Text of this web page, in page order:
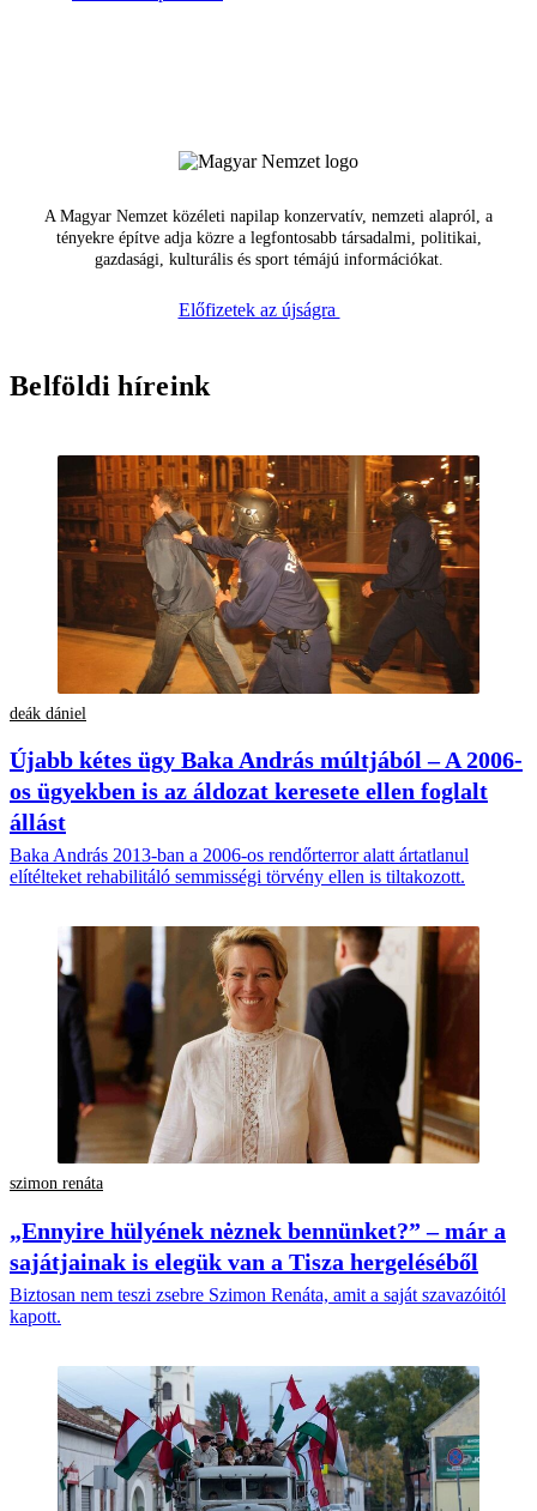
A Magyar Nemzet közéleti napilap konzervatív, nemzeti alapról, a
tényekre építve adja közre a legfontosabb társadalmi, politikai,
gazdasági, kulturális és sport témájú információkat.
Előfizetek az újságra
Belföldi híreink
deák dániel
Újabb kétes ügy Baka András múltjából – A 2006-
os ügyekben is az áldozat keresete ellen foglalt
állást
Baka András 2013-ban a 2006-os rendőrterror alatt ártatlanul
elítélteket rehabilitáló semmisségi törvény ellen is tiltakozott.
szimon renáta
„Ennyire hülyének nėznek bennünket?” – már a
sajátjainak is elegük van a Tisza hergeléséből
Biztosan nem teszi zsebre Szimon Renáta, amit a saját szavazóitól
kapott.